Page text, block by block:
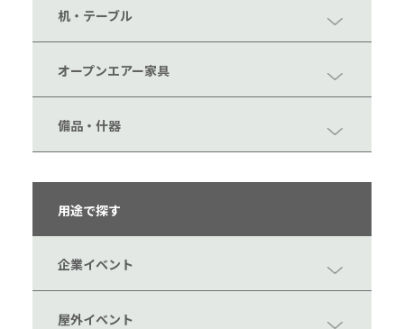
机・テーブル
オープンエアー家具
備品・什器
用途で探す
企業イベント
屋外イベント